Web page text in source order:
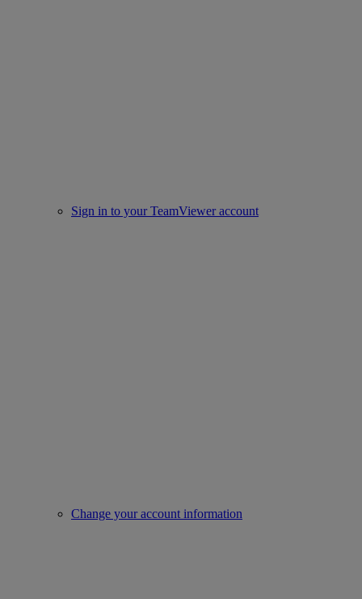
Sign in to your TeamViewer account
Change your account information